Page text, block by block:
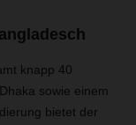
knapp 40
sowie einem
bietet der